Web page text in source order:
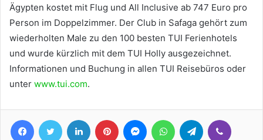
Ägypten kostet mit Flug und All Inclusive ab 747 Euro pro
Person im Doppelzimmer. Der Club in Safaga gehört zum
wiederholten Male zu den 100 besten TUI Ferienhotels
und wurde kürzlich mit dem TUI Holly ausgezeichnet.
Informationen und Buchung in allen TUI Reisebüros oder
unter www.tui.com.
FacebookTwitter LinkedIn Pinterest MessengerWhatsAppTelegram